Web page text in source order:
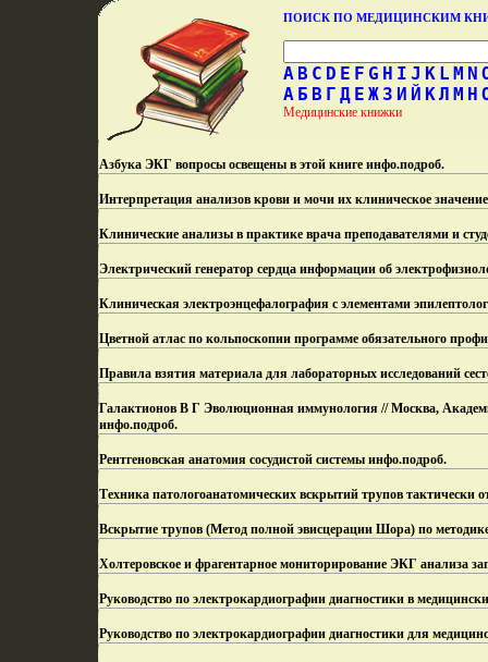
ПОИСК ПО МЕДИЦИНСКИМ
A B C D E F G H I J K L M N
А Б В Г Д Е Ж З И Й КЛ М Н
Медицинские книжки
Азбука ЭКГ вопросы освещены в этой книге инфо.подроб.
Интерпретация анализов крови и мочи их клиническое
Клинические анализы в практике врача преподавателями и
Электрический генератор сердца информации об
Клиническая электроэнцефалография с элементами
Цветной атлас по кольпоскопии программе обязательного
Правила взятия материала для лабораторных исследований
Галактионов В Г Эволюционная иммунология // Москва,
инфо.подроб.
Рентгеновская анатомия сосудистой системы инфо.подроб.
Техника патологоанатомических вскрытий трупов тактически
Вскрытие трупов (Метод полной эвисцерации Шора) по
Холтеровское и фрагентарное мониторирование ЭКГ анализа
Руководство по электрокардиографии диагностики в
Руководство по электрокардиографии диагностики для